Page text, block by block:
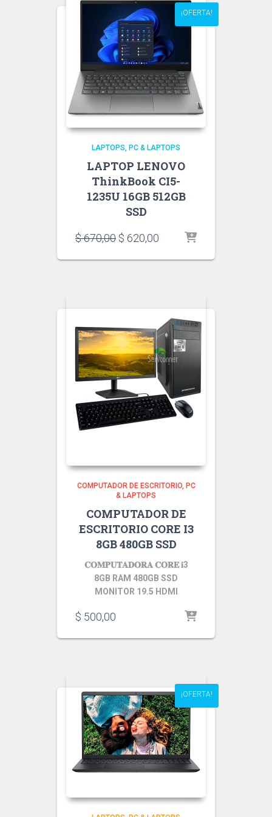
¡OFERTA!
LAPTOPS PC & LAPTOPS
LAPTOP LENOVO
ThinkBook CI5-
1235U 16GB 512GB
SSD
$670,00 El
original
$ 620,00
actual
COMPUTADOR DE ESCRITORIO
PC
& LAPTOPS
COMPUTADOR DE
ESCRITORIO CORE I3
8GB 480GB SSD
𝐂𝐎𝐌𝐏𝐔𝐓𝐀𝐃𝐎𝐑𝐀 𝐂𝐎𝐑𝐄 𝐢3
8GB RAM 480GB SSD
MONITOR 19.5 HDMI
$ 500,00
¡OFERTA!